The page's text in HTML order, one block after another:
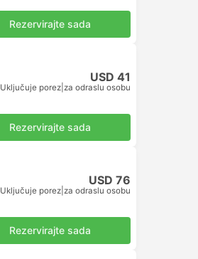
Rezervirajte sada
USD 41
Uključuje porez za odraslu osobu
Rezervirajte sada
USD 76
Uključuje porez za odraslu osobu
Rezervirajte sada